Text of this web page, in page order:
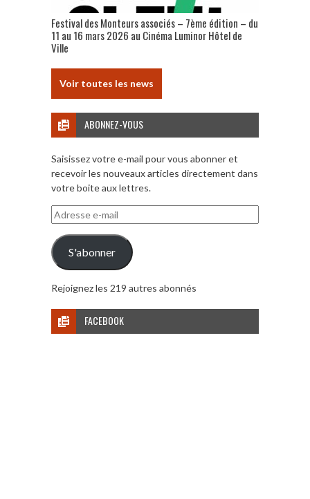
Festival des Monteurs associés – 7ème édition – du
11 au 16 mars 2026 au Cinéma Luminor Hôtel de
Ville
Voir toutes les news
ABONNEZ-VOUS
Saisissez votre e-mail pour vous abonner et
recevoir les nouveaux articles directement dans
votre boite aux lettres.
Adresse
e-
mail
S'abonner
Rejoignez les 219 autres abonnés
FACEBOOK